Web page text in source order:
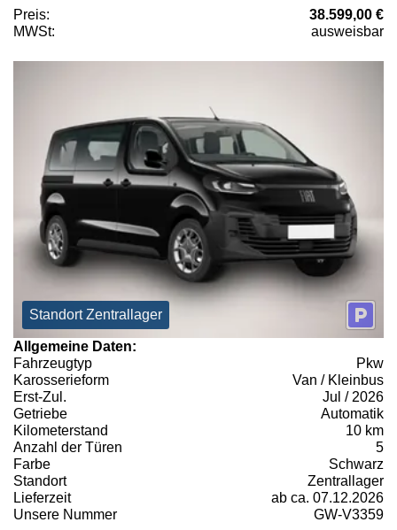
Preis:
38.599,00 €
MWSt:
ausweisbar
Standort Zentrallager
Allgemeine Daten:
Fahrzeugtyp
Pkw
Karosserieform
Van / Kleinbus
Erst-Zul.
Jul / 2026
Getriebe
Automatik
Kilometerstand
10 km
Anzahl der Türen
5
Farbe
Schwarz
Standort
Zentrallager
Lieferzeit
ab ca. 07.12.2026
Unsere Nummer
GW-V3359